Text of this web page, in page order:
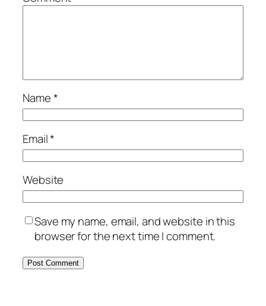
Name*
Email*
Website
Save my name, email, and website in this
browser for the next time I comment.